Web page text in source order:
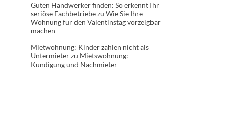
Guten Handwerker finden: So erkennt Ihr
seriöse Fachbetriebezu Wie Sie Ihre
Wohnung für den Valentinstag vorzeigbar
machen
Mietwohnung: Kinder zählen nicht als
Untermieterzu Mietswohnung:
Kündigung und Nachmieter